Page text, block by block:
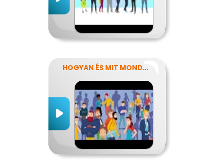
HOGYAN ÉS MIT MONDJUNK?